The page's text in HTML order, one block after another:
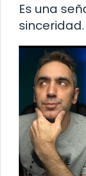
Es una
sinceridad.